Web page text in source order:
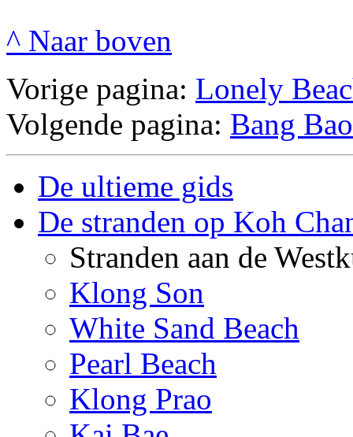
^ Naar boven
Vorige pagina: Lonely
Volgende pagina: Bang Bao
De ultieme gids
De stranden op Koh
Stranden aan de
Klong Son
White Sand Beach
Pearl Beach
Klong Prao